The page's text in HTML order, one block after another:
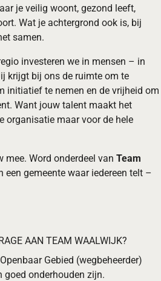
je veilig woont, gezond leeft,
Wat je achtergrond ook is, bij
samen.
investeren we in mensen – in
krijgt bij ons de ruimte om te
initiatief te nemen en de vrijheid om
Want jouw talent maakt het
organisatie maar voor de hele
mee. Word onderdeel van Team
een gemeente waar iedereen telt –
AAN TEAM WAALWIJK?
Gebied (wegbeheerder)
goed onderhouden zijn.